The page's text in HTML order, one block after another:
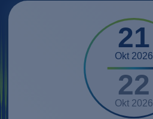
21
Okt 2026
22
Okt 2026